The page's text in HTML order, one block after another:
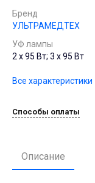
Бренд
УЛЬТРАМЕДТЕХ
УФ лампы
2 х 95 Вт; 3 х 95 Вт
Все характеристики
Способы оплаты
Описание